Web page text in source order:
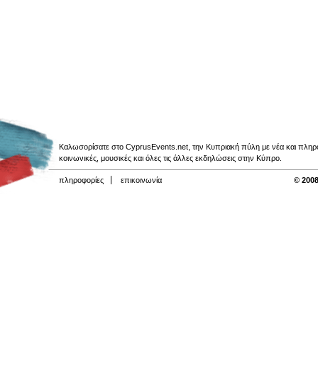
Καλωσορίσατε στο CyprusEvents.net, την Κυπριακή πύλη με νέα και
κοινωνικές, μουσικές και όλες τις άλλες εκδηλώσεις στην Κύπρο.
πληροφορίες επικοινωνία ©